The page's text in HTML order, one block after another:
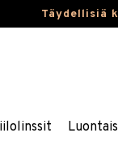
Täydellisiä